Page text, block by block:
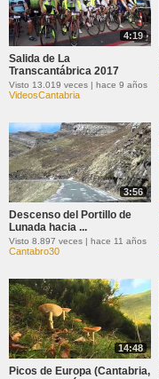
4:19
Salida de La
Transcantábrica 2017
Visto 13.019 veces | hace 9 años
VideosCantabria
3:56
Descenso del Portillo de
Lunada hacia ...
Visto 8.897 veces | hace 11 años
Cantabro30
14:48
Picos de Europa (Cantabria,